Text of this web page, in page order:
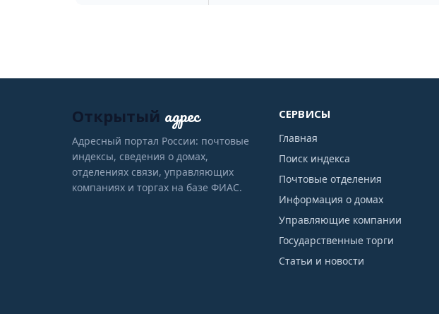
Открытый адрес
Адресный портал России: почтовые
индексы, сведения о домах,
отделениях связи, управляющих
компаниях и торгах на базе ФИАС.
СЕРВИСЫ
Главная
Поиск индекса
Почтовые отделения
Информация о домах
Управляющие компании
Государственные торги
Статьи и новости